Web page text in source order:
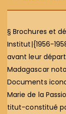
§ Brochures et
Institut|{1956-
avant leur
Madagascar
Documents
Marie de la
titut-constitué